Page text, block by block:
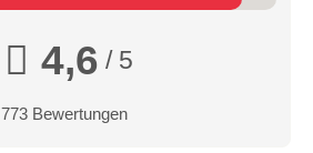
4,6 / 5
773 Bewertungen